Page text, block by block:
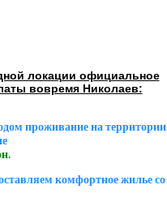
локации официальное
вовремя Николаев:
проживание на территории
комфортное жилье со